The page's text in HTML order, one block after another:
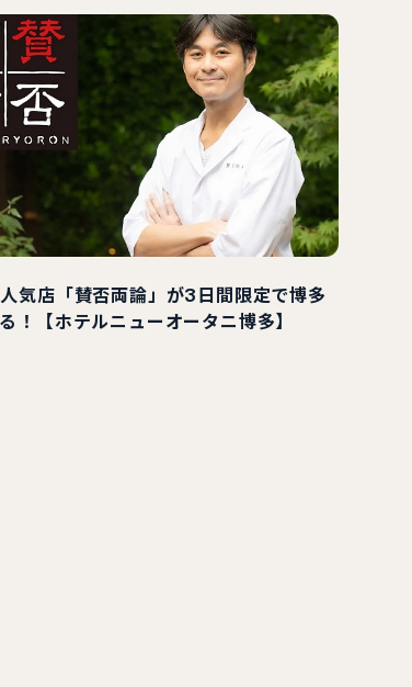
気店「賛否両論」が3日間限定で博多
！【ホテルニューオータニ博多】